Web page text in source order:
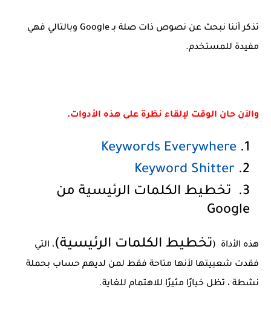
تذكر أننا نبحث عن نصوص ذات صلة بـ Google وبالتالي فهي
مفيدة للمستخدم.
والآن حان الوقت لإلقاء نظرة على هذه الأدوات.
Keywords Everywhere
Keyword Shitter
تخطيط الكلمات الرئيسية من
Google
هذه الأداة (تخطيط الكلمات الرئيسية)، التي
فقدت شعبيتها لأنها متاحة فقط لمن لديهم حساب بحملة
نشطة ، تظل خيارًا مثيرًا للاهتمام للغاية.